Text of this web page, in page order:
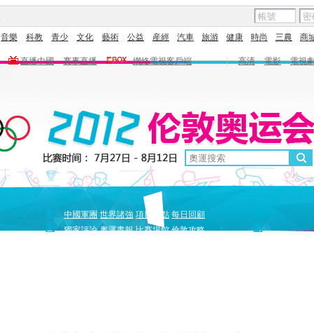
音樂 科教 青少 文化 藝術 公益 産經 汽車 旅游 健康 時尚 三農 商
直播中國 賽事直播 網絡電視客戶端 | 高清 電影
電視
中國軍團 世界諸強 項目盤點 每日回顧
獨家評論 奧運畫報 比賽場館 倫敦攻略
創